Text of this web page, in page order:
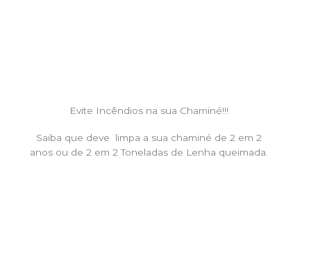
Evite Incêndios na sua Chaminé!!!
Saiba que deve limpa a sua chaminé de 2 em 2
anos ou de 2 em 2 Toneladas de Lenha queimada.